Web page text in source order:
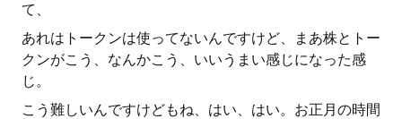
て、
あれはトークンは使ってないんですけど、まあ株とトー
クンがこう、なんかこう、いいうまい感じになった感
じ。
こう難しいんですけどもね、はい、はい。お正月の時間